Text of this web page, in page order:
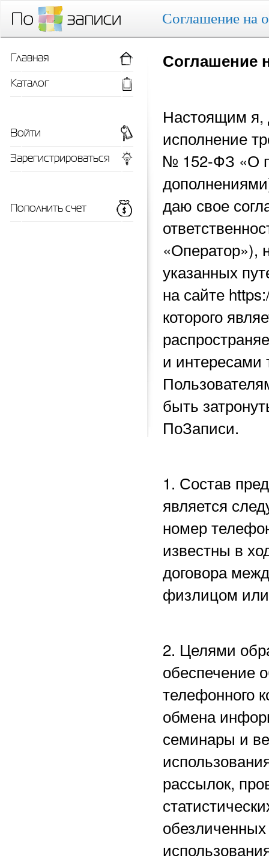
Соглашение на
Соглашение
Настоящим я,
исполнение
№ 152-ФЗ «О
даю свое
«Оператор»),
указанных
на сайте
которого
и
быть
ПоЗаписи.
1. Состав
является
номер
известны в
договора
физлицом
2. Целями
обеспечение
телефонного
обмена
семинары и
рассылок,
Главная
Каталог
Войти
Зарегистрироваться
Пополнить счет